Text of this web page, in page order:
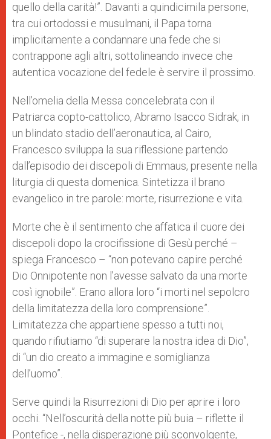
quello della carità!”. Davanti a quindicimila persone,
tra cui ortodossi e musulmani, il Papa torna
implicitamente a condannare una fede che si
contrappone agli altri, sottolineando invece che
autentica vocazione del fedele è servire il prossimo.
Nell’omelia della Messa concelebrata con il
Patriarca copto-cattolico, Abramo Isacco Sidrak, in
un blindato stadio dell’aeronautica, al Cairo,
Francesco sviluppa la sua riflessione partendo
dall’episodio dei discepoli di Emmaus, presente nella
liturgia di questa domenica. Sintetizza il brano
evangelico in tre parole: morte, risurrezione e vita.
Morte che è il sentimento che affatica il cuore dei
discepoli dopo la crocifissione di Gesù perché –
spiega Francesco – “non potevano capire perché
Dio Onnipotente non l’avesse salvato da una morte
così ignobile”. Erano allora loro “i morti nel sepolcro
della limitatezza della loro comprensione”.
Limitatezza che appartiene spesso a tutti noi,
quando rifiutiamo “di superare la nostra idea di Dio”,
di “un dio creato a immagine e somiglianza
dell’uomo”.
Serve quindi la Risurrezioni di Dio per aprire i loro
occhi. “Nell’oscurità della notte più buia – riflette il
Pontefice -, nella disperazione più sconvolgente,